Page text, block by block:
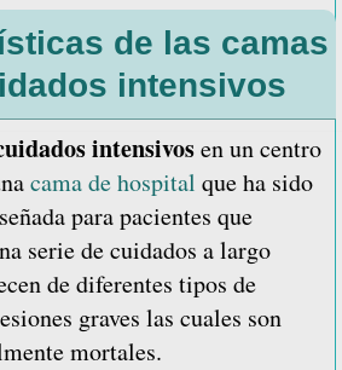
en
sistemas
de
plomería
inteligentes
en
hospitales
de las camas
intensivos
intensivosen un centro
cama de hospital que ha sido
para pacientes que
serie de cuidados a largo
de diferentes tipos de
graves las cuales son
mortales.